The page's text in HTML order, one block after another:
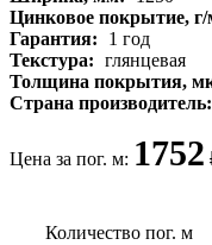
Цинковое покрытие, г/
Гарантия:
1 год
Текстура: глянцевая
Толщина покрытия,
Страна производитель:
Цена за пог. м: 1752
Количество пог. м